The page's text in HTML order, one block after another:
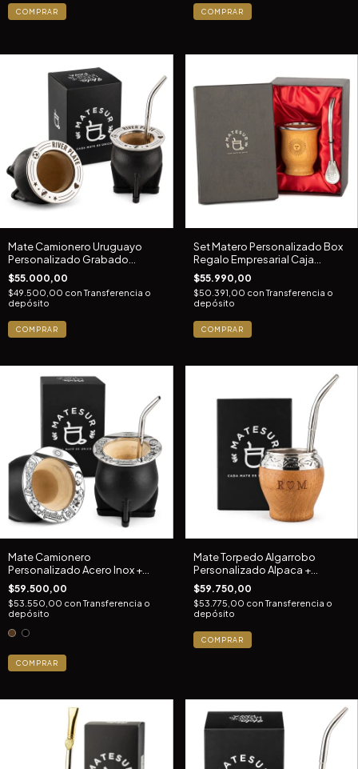
COMPRAR
Mate Camionero Uruguayo
Personalizado Grabado
Clubes Futbol
$55.000,00
$49.500,00 con Transferencia o
depósito
COMPRAR
Set Matero Personalizado Box
Regalo Empresarial Caja
Premium
$55.990,00
$50.391,00 conTransferencia o
depósito
COMPRAR
Mate Camionero
Personalizado Acero Inox +
Pico De Loro Inox
$59.500,00
$53.550,00 con Transferencia o
depósito
COMPRAR
Mate Torpedo Algarrobo
Personalizado Alpaca +
Bombilla
$59.750,00
$53.775,00 conTransferencia o
depósito
COMPRAR